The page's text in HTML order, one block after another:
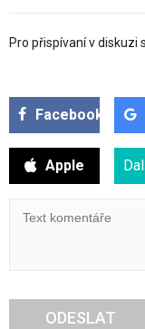
Pro přispívaní v diskuzi
Facebook
Apple
ODESLAT